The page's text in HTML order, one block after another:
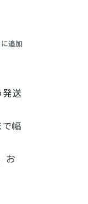
追加
発送
で幅
お